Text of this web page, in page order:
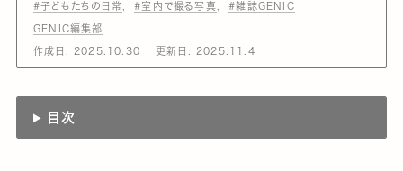
#子どもたちの日常
#室内で撮る写真 #雑誌GENIC
GENIC編集部
作成日: 2025.10.30 更新日: 2025.11.4
目次